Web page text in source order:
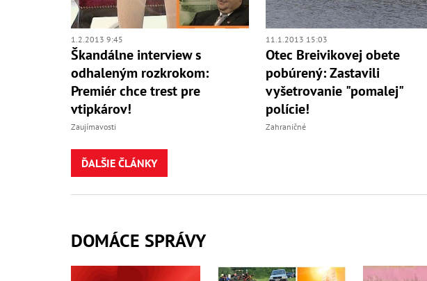
1.2.2013 9:45
Škandálne interview s
odhaleným rozkrokom:
Premiér chce trest pre
vtipkárov!
Zaujímavosti
11.1.2013 15:03
Otec Breivikovej obete
pobúrený: Zastavili
vyšetrovanie "pomalej"
polície!
Zahraničné
ĎALŠIE ČLÁNKY
DOMÁCE SPRÁVY